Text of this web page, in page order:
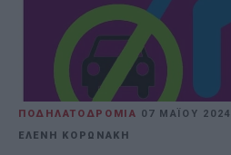
ΠΟΔΗΛΑΤΟΔΡΟΜΙΑ 07 ΜΑΪ́ΟΥ 2024
ΕΛΕΝΗ ΚΟΡΩΝΑΚΗ